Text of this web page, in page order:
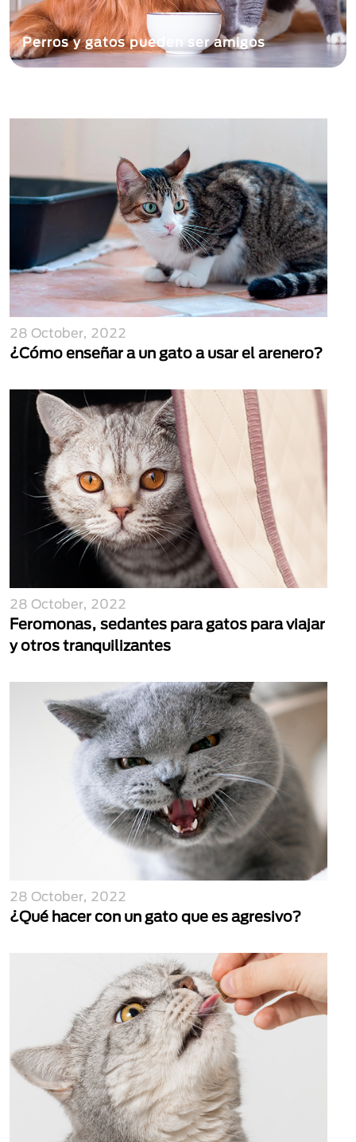
Perros y gatos pueden ser amigos
28 October, 2022
¿Cómo enseñar a un gato a usar el arenero?
28 October, 2022
Feromonas, sedantes para gatos para viajar
y otros tranquilizantes
28 October, 2022
¿Qué hacer con un gato que es agresivo?